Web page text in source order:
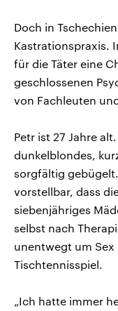
Doch in
Kastrationspraxis.
für die Täter eine
geschlossenen
von Fachleuten
Petr ist 27 Jahre
dunkelblondes,
sorgfältig
vorstellbar, dass
siebenjähriges
selbst nach
unentwegt um
Tischtennisspiel.
„Ich hatte immer